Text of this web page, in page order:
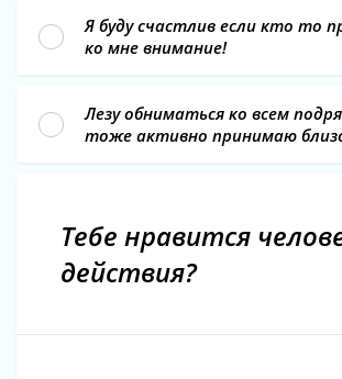
Я буду счастлив если кто то
ко мне внимание!
Лезу обниматься ко всем
тоже активно принимаю
Тебе нравится
действия?